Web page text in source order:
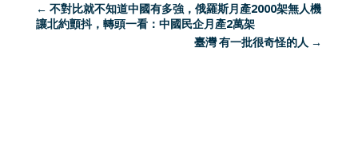
← 不對比就不知道中國有多強，俄羅斯月產2000架無人機
讓北約顫抖，轉頭一看：中國民企月產2萬架
臺灣 有一批很奇怪的人 →